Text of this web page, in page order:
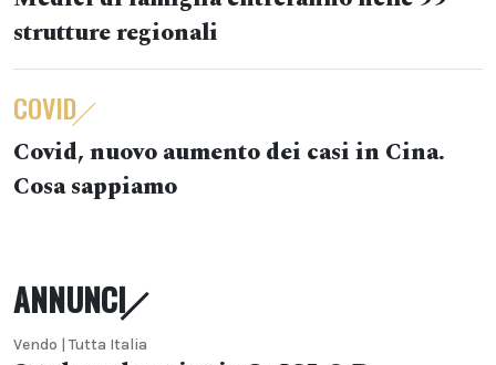
strutture regionali
COVID
Covid, nuovo aumento dei casi in Cina.
Cosa sappiamo
ANNUNCI
Vendo | Tutta Italia